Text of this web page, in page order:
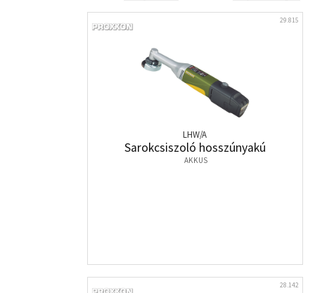
29.815
LHW/A
Sarokcsiszoló hosszúnyakú
AKKUS
28.142